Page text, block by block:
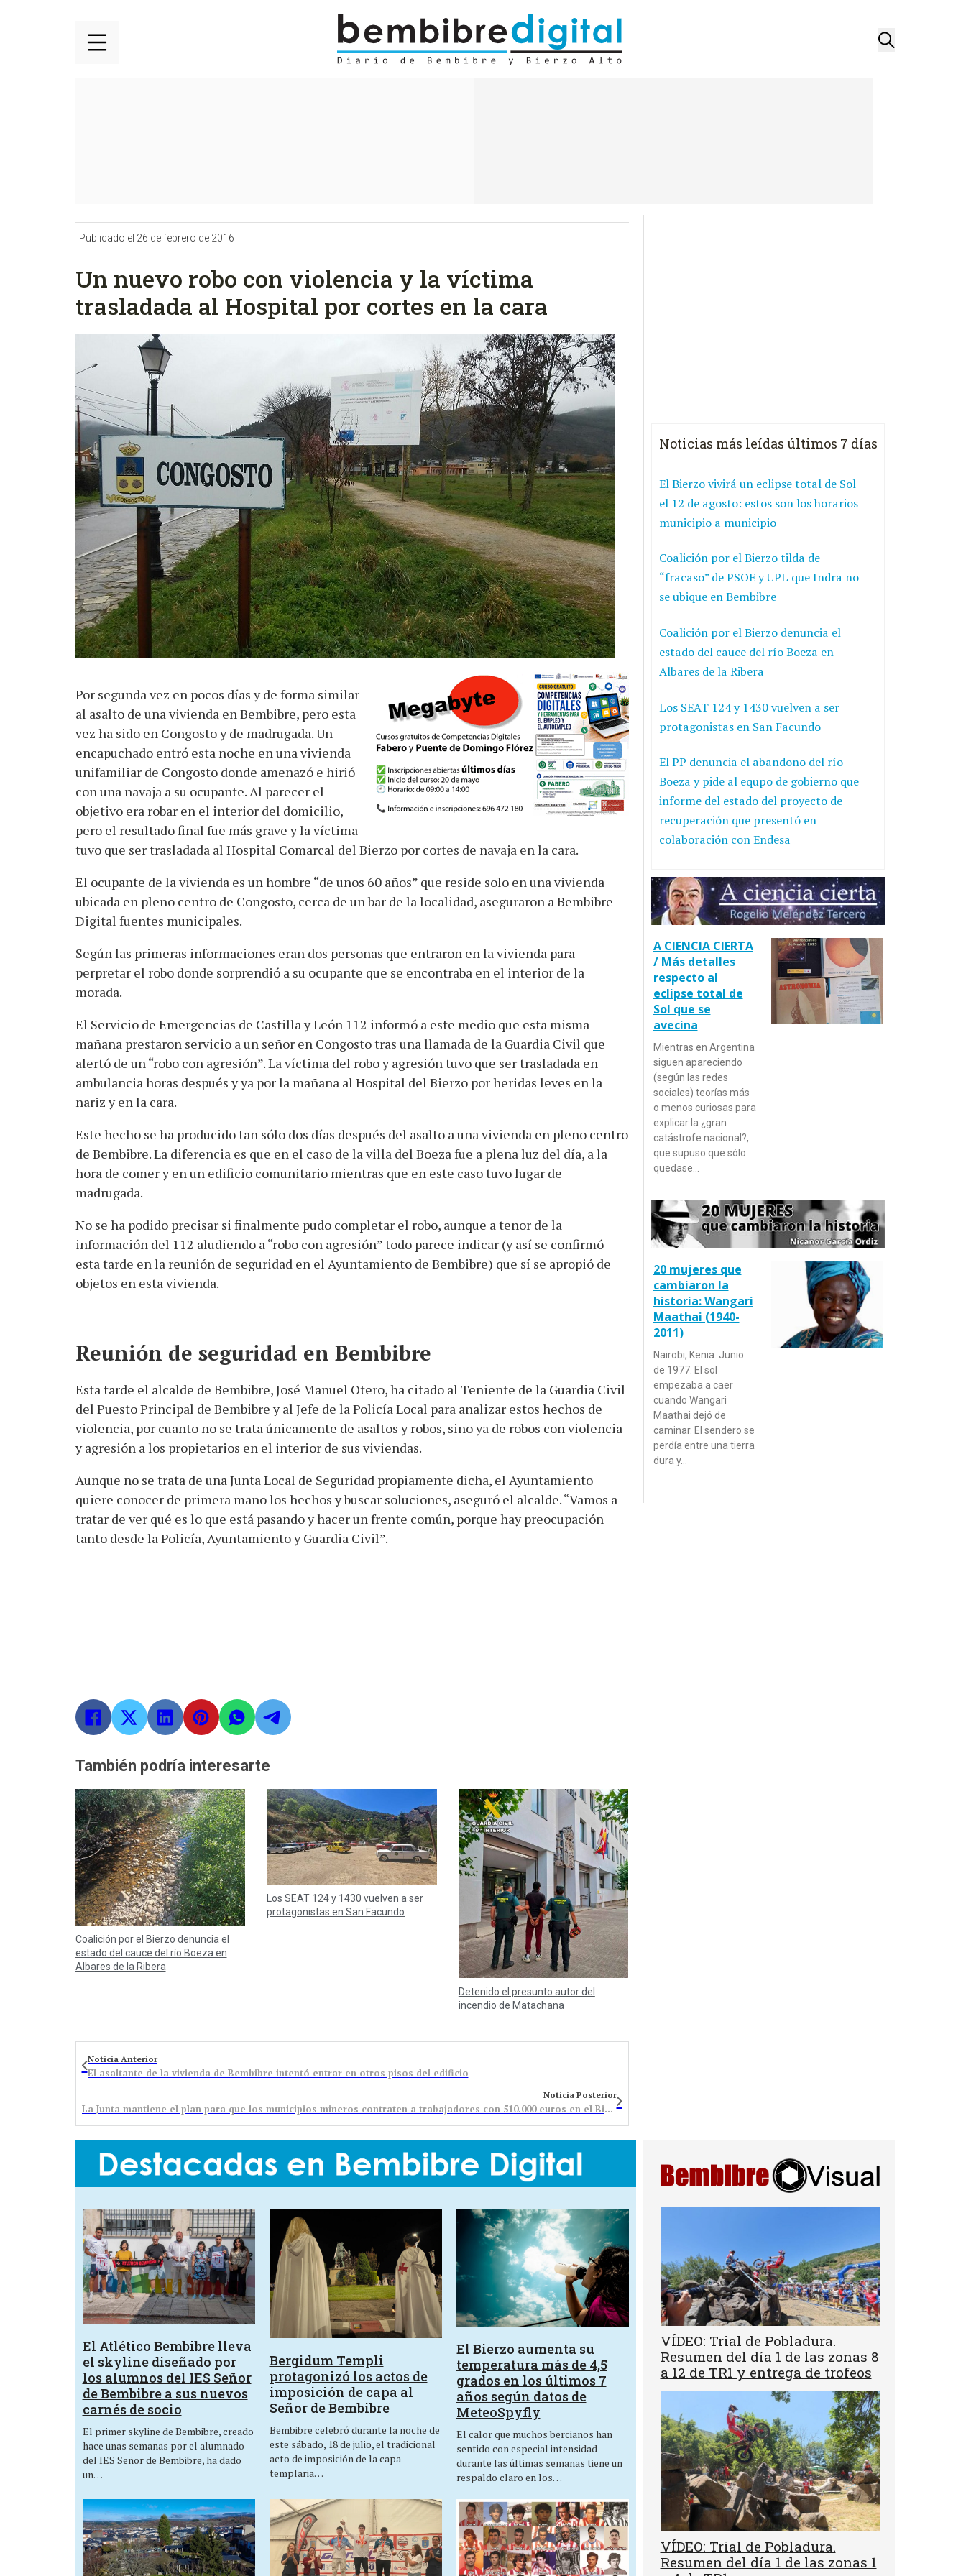
Publicado el 26 de febrero de 2016
Un nuevo robo con violencia y la víctima
trasladada al Hospital por cortes en la cara
Por segunda vez en pocos días y de forma similar
al asalto de una vivienda en Bembibre, pero esta
vez ha sido en Congosto y de madrugada. Un
encapuchado entró esta noche en una vivienda
unifamiliar de Congosto donde amenazó e hirió
con una navaja a su ocupante. Al parecer el
objetivo era robar en el interior del domicilio,
pero el resultado final fue más grave y la víctima
tuvo que ser trasladada al Hospital Comarcal del Bierzo por cortes de navaja en la cara.
El ocupante de la vivienda es un hombre “de unos 60 años” que reside solo en una vivienda
ubicada en pleno centro de Congosto, cerca de un bar de la localidad, aseguraron a Bembibre
Digital fuentes municipales.
Según las primeras informaciones eran dos personas que entraron en la vivienda para
perpretar el robo donde sorprendió a su ocupante que se encontraba en el interior de la
morada.
El Servicio de Emergencias de Castilla y León 112 informó a este medio que esta misma
mañana prestaron servicio a un señor en Congosto tras una llamada de la Guardia Civil que
alertó de un “robo con agresión”. La víctima del robo y agresión tuvo que ser trasladada en
ambulancia horas después y ya por la mañana al Hospital del Bierzo por heridas leves en la
nariz y en la cara.
Este hecho se ha producido tan sólo dos días después del asalto a una vivienda en pleno centro
de Bembibre. La diferencia es que en el caso de la villa del Boeza fue a plena luz del día, a la
hora de comer y en un edificio comunitario mientras que en este caso tuvo lugar de
madrugada.
No se ha podido precisar si finalmente pudo completar el robo, aunque a tenor de la
información del 112 aludiendo a “robo con agresión” todo parece indicar (y así se confirmó
esta tarde en la reunión de seguridad en el Ayuntamiento de Bembibre) que sí se apropió de
objetos en esta vivienda.
Reunión de seguridad en Bembibre
Esta tarde el alcalde de Bembibre, José Manuel Otero, ha citado al Teniente de la Guardia Civil
del Puesto Principal de Bembibre y al Jefe de la Policía Local para analizar estos hechos de
violencia, por cuanto no se trata únicamente de asaltos y robos, sino ya de robos con violencia
y agresión a los propietarios en el interior de sus viviendas.
Aunque no se trata de una Junta Local de Seguridad propiamente dicha, el Ayuntamiento
quiere conocer de primera mano los hechos y buscar soluciones, aseguró el alcalde. “Vamos a
tratar de ver qué es lo que está pasando y hacer un frente común, porque hay preocupación
tanto desde la Policía, Ayuntamiento y Guardia Civil”.
También podría interesarte
Coalición por el Bierzo denuncia el
estado del cauce del río Boeza en
Albares de la Ribera
Los SEAT 124 y 1430 vuelven a ser
protagonistas en San Facundo
Detenido el presunto autor del
incendio de Matachana
Noticia Anterior
El asaltante de la vivienda de Bembibre intentó entrar en otros pisos del edificio
Noticia Posterior
La Junta mantiene el plan para que los municipios mineros contraten a trabajadores con 510.000 euros en el Bierzo Alto
Noticias más leídas últimos 7 días
El Bierzo vivirá un eclipse total de Sol
el 12 de agosto: estos son los horarios
municipio a municipio
Coalición por el Bierzo tilda de
“fracaso” de PSOE y UPL que Indra no
se ubique en Bembibre
Coalición por el Bierzo denuncia el
estado del cauce del río Boeza en
Albares de la Ribera
Los SEAT 124 y 1430 vuelven a ser
protagonistas en San Facundo
El PP denuncia el abandono del río
Boeza y pide al equpo de gobierno que
informe del estado del proyecto de
recuperación que presentó en
colaboración con Endesa
A CIENCIA CIERTA
/ Más detalles
respecto al
eclipse total de
Sol que se
avecina
Mientras en Argentina
siguen apareciendo
(según las redes
sociales) teorías más
o menos curiosas para
explicar la ¿gran
catástrofe nacional?,
que supuso que sólo
quedase…
20 mujeres que
cambiaron la
historia: Wangari
Maathai (1940-
2011)
Nairobi, Kenia. Junio
de 1977. El sol
empezaba a caer
cuando Wangari
Maathai dejó de
caminar. El sendero se
perdía entre una tierra
dura y…
El Atlético Bembibre lleva
el skyline diseñado por
los alumnos del IES Señor
de Bembibre a sus nuevos
carnés de socio
El primer skyline de Bembibre, creado
hace unas semanas por el alumnado
del IES Señor de Bembibre, ha dado
un…
Bergidum Templi
protagonizó los actos de
imposición de capa al
Señor de Bembibre
Bembibre celebró durante la noche de
este sábado, 18 de julio, el tradicional
acto de imposición de la capa
templaria…
El Bierzo aumenta su
temperatura más de 4,5
grados en los últimos 7
años según datos de
MeteoSpyfly
El calor que muchos bercianos han
sentido con especial intensidad
durante las últimas semanas tiene un
respaldo claro en los…
VÍDEO: Trial de Pobladura.
Resumen del día 1 de las zonas 8
a 12 de TR1 y entrega de trofeos
VÍDEO: Trial de Pobladura.
Resumen del día 1 de las zonas 1